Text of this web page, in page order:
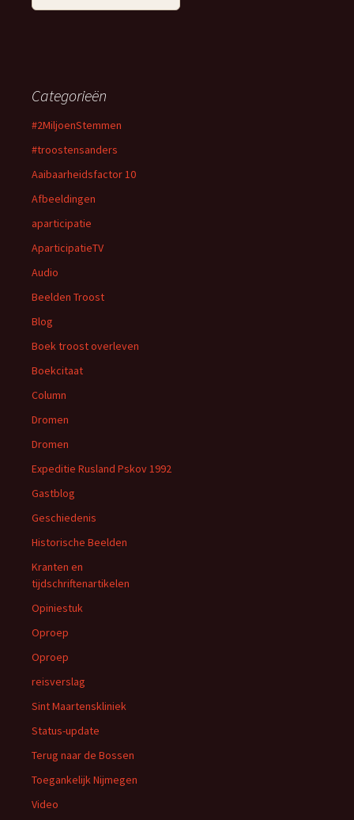
Categorieën
#2MiljoenStemmen
#troostensanders
Aaibaarheidsfactor 10
Afbeeldingen
aparticipatie
AparticipatieTV
Audio
Beelden Troost
Blog
Boek troost overleven
Boekcitaat
Column
Dromen
Dromen
Expeditie Rusland Pskov 1992
Gastblog
Geschiedenis
Historische Beelden
Kranten en
tijdschriftenartikelen
Opiniestuk
Oproep
Oproep
reisverslag
Sint Maartenskliniek
Status-update
Terug naar de Bossen
Toegankelijk Nijmegen
Video